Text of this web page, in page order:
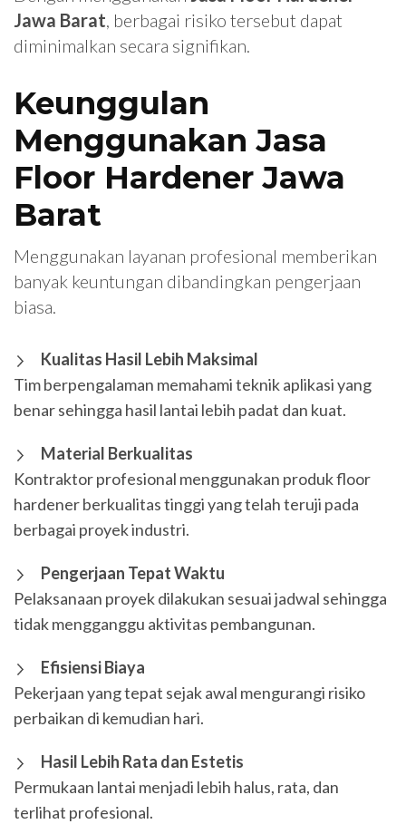
Jawa Barat, berbagai risiko tersebut dapat
diminimalkan secara signifikan.
Keunggulan
Menggunakan Jasa
Floor Hardener Jawa
Barat
Menggunakan layanan profesional memberikan
banyak keuntungan dibandingkan pengerjaan
biasa.
Kualitas Hasil Lebih Maksimal
Tim berpengalaman memahami teknik aplikasi yang
benar sehingga hasil lantai lebih padat dan kuat.
Material Berkualitas
Kontraktor profesional menggunakan produk floor
hardener berkualitas tinggi yang telah teruji pada
berbagai proyek industri.
Pengerjaan Tepat Waktu
Pelaksanaan proyek dilakukan sesuai jadwal sehingga
tidak mengganggu aktivitas pembangunan.
Efisiensi Biaya
Pekerjaan yang tepat sejak awal mengurangi risiko
perbaikan di kemudian hari.
Hasil Lebih Rata dan Estetis
Permukaan lantai menjadi lebih halus, rata, dan
terlihat profesional.